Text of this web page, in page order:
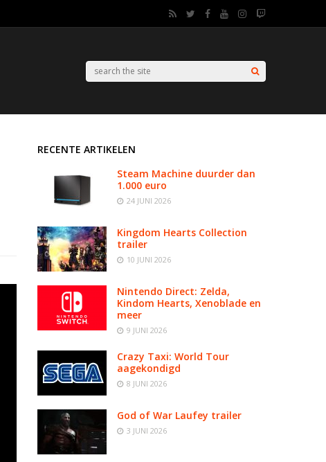
RECENTE ARTIKELEN
Steam Machine duurder dan
1.000 euro
24 JUNI 2026
Kingdom Hearts Collection
trailer
10 JUNI 2026
Nintendo Direct: Zelda,
Kindom Hearts, Xenoblade en
meer
9 JUNI 2026
Crazy Taxi: World Tour
aagekondigd
8 JUNI 2026
God of War Laufey trailer
3 JUNI 2026